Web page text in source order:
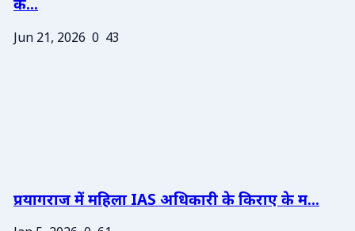
के...
Jun 21, 2026 0 43
प्रयागराज में महिला IAS अधिकारी के किराए के म...